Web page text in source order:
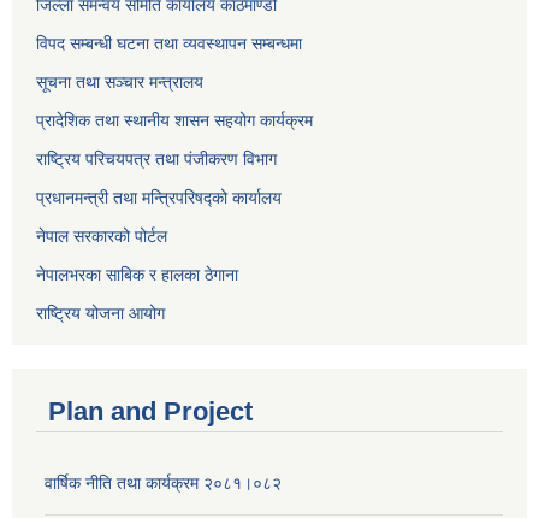
जिल्ला समन्वय समिति कार्यालय काठमाण्ड‌ौ
विपद सम्बन्धी घटना तथा व्यवस्थापन सम्बन्धमा
सूचना तथा सञ्चार मन्त्रालय
प्रादेशिक तथा स्थानीय शासन सहयोग कार्यक्रम
राष्ट्रिय परिचयपत्र तथा पंजीकरण विभाग
प्रधानमन्त्री तथा मन्त्रिपरिषद्को कार्यालय
नेपाल सरकारको पोर्टल
नेपालभरका साबिक र हालका ठेगाना
राष्ट्रिय योजना आयोग
Plan and Project
वार्षिक नीति तथा कार्यक्रम २०८१।०८२